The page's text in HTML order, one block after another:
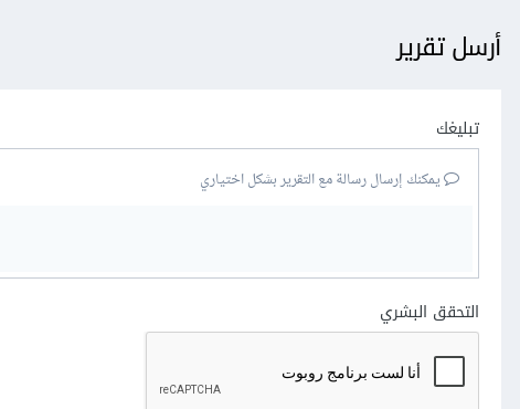
أرسل تقرير
تبليغك
يمكنك إرسال رسالة مع التقرير بشكل اختياري
التحقق البشري